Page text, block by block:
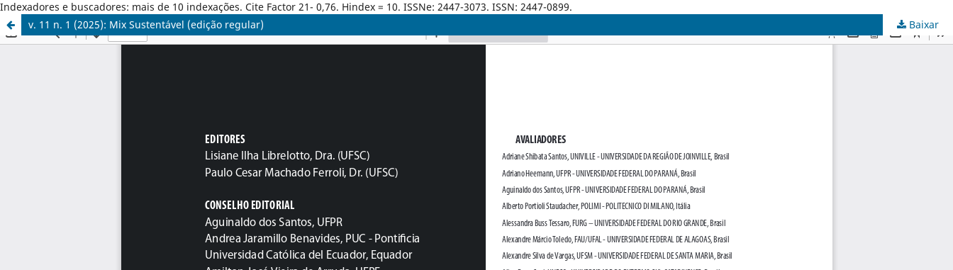
Indexadores e buscadores: mais de 10 indexações. Cite Factor 21- 0,76. Hindex = 10. ISSNe: 2447-3073. ISSN: 2447-0899.
v. 11 n. 1 (2025): Mix Sustentável (edição regular)
Baixar